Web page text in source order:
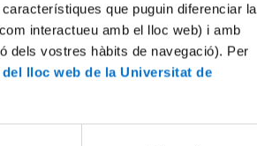
que puguin diferenciar la
interactueu amb el lloc web) i amb
dels vostres hàbits de navegació). Per
lloc web de la Universitat de